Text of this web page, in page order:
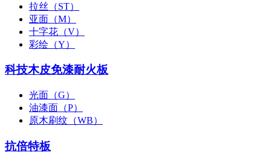
拉丝（ST）
亚面（M）
十字花（V）
彩绘（Y）
科技木皮免漆耐火板
光面（G）
油漆面（P）
原木刷纹（WB）
抗倍特板